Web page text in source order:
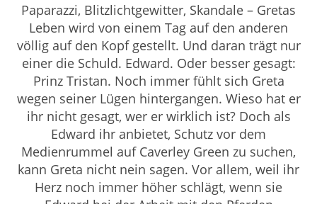
Paparazzi, Blitzlichtgewitter, Skandale – Gretas
Leben wird von einem Tag auf den anderen
völlig auf den Kopf gestellt. Und daran trägt nur
einer die Schuld. Edward. Oder besser gesagt:
Prinz Tristan. Noch immer fühlt sich Greta
wegen seiner Lügen hintergangen. Wieso hat er
ihr nicht gesagt, wer er wirklich ist? Doch als
Edward ihr anbietet, Schutz vor dem
Medienrummel auf Caverley Green zu suchen,
kann Greta nicht nein sagen. Vor allem, weil ihr
Herz noch immer höher schlägt, wenn sie